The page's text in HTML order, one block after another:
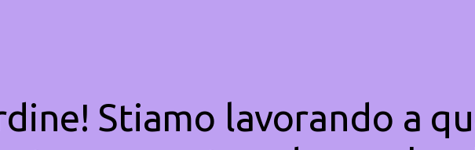
Stiamo lavorando a